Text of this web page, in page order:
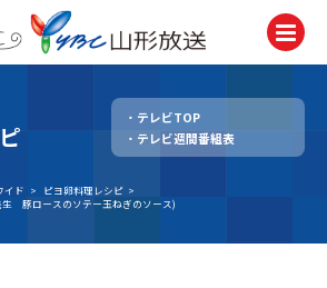
テレビTOP
テレビ週間番組表
イド > ピヨ卵料理レシピ >
豚ロースのソテー玉ねぎのソース)